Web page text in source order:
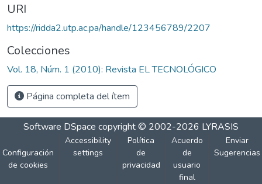
URI
https://ridda2.utp.ac.pa/handle/123456789/2207
Colecciones
Vol. 18, Núm. 1 (2010): Revista EL TECNOLÓGICO
Página completa del ítem
Software DSpace copyright © 2002-2026 LYRASIS
Configuración
de cookies
Accessibility
settings
Política
de
privacidad
Acuerdo
de
usuario
final
Enviar
Sugerencias